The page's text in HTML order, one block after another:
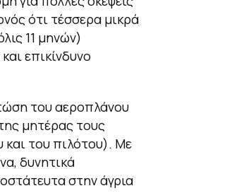
ότι τέσσερα μικρά
11 μηνών)
επικίνδυνο
του αεροπλάνου
μητέρας τους
του πιλότου). Με
δυνητικά
στην άγρια